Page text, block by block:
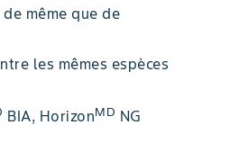
même que de
les mêmes espèces
BIA, HorizonMD NG